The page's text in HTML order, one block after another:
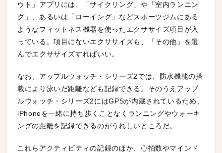
ウト」アプリには、「サイクリング」や「室内ランニン
グ」、あるいは「ローイング」などスポーツジムにある
ようなフィットネス機器を使ったエクササイズ項目が入
っている。項目にないエクササイズも、「その他」を選
んでエクササイズすればいい。
なお、アップルウォッチ・シリーズ2では、防水機能の搭
載により泳いだ距離なども記録できる。そのうえアップ
ルウォッチ・シリーズ2にはGPSが内蔵されているため、
iPhoneを一緒に持ち歩くことなくランニングやウォーキ
ングの距離を記録できるのがうれしいところだ。
これらアクティビティの記録のほか、心拍数やマインド